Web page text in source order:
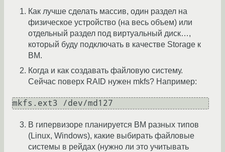
Как лучше сделать массив, один раздел на
физическое устройство (на весь объем) или
отдельный раздел под виртуальный диск…,
который буду подключать в качестве Storage к
ВМ.
Когда и как создавать файловую систему.
Сейчас поверх RAID нужен mkfs? Например:
В гипервизоре планируется ВМ разных типов
(Linux, Windows), какие выбирать файловые
системы в рейдах (нужно ли это учитывать